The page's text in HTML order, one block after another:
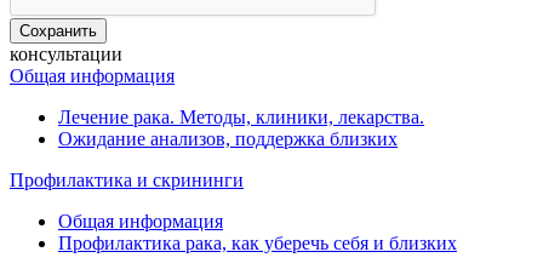
консультации
Общая информация
Лечение рака. Методы, клиники, лекарства.
Ожидание анализов, поддержка близких
Профилактика и скрининги
Общая информация
Профилактика рака, как уберечь себя и близких